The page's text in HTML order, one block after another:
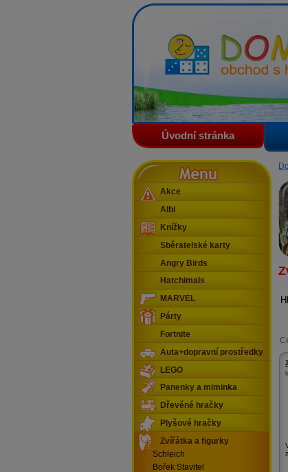
Domino - obchod s
Úvodní stránka
Menu
Akce
Albi
Knížky
Sběratelské karty
Angry Birds
Hatchimals
MARVEL
Párty
Fortnite
Auta+dopravní prostředky
LEGO
Panenky a miminka
Dřevěné hračky
Plyšové hračky
Zvířátka a figurky
Schleich
Bořek Stavitel